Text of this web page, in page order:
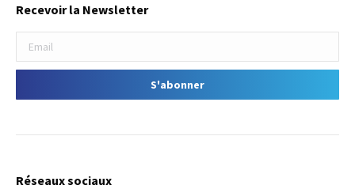
Recevoir la Newsletter
Réseaux sociaux